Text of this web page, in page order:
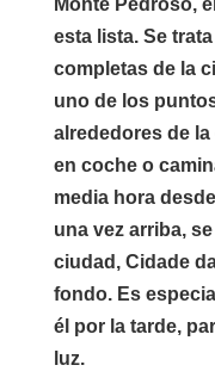
esta lista. Se
completas de la
uno de los
alrededores de la
en coche o
media hora
una vez arriba,
ciudad, Cidade
fondo. Es
él por la tarde,
luz.